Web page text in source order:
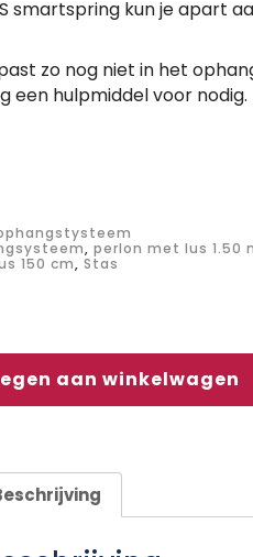
smartspring kun je apart
zo nog niet in het
een hulpmiddel voor nodig.
, perlon met lus 1.50
150 cm, Stas
aan winkelwagen